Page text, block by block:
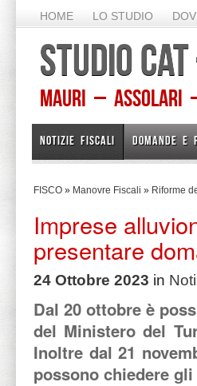
HOME LO STUDIO
STUDIO
Mauri – Assolari –
NOTIZIE FISCALI DOMANDE E
FISCO » Manovre Fiscali » Riforme
Imprese
presentare
24 Ottobre 2023 in
Dal 20 ottobre è
del Ministero del
Inoltre dal 21
possono chiedere